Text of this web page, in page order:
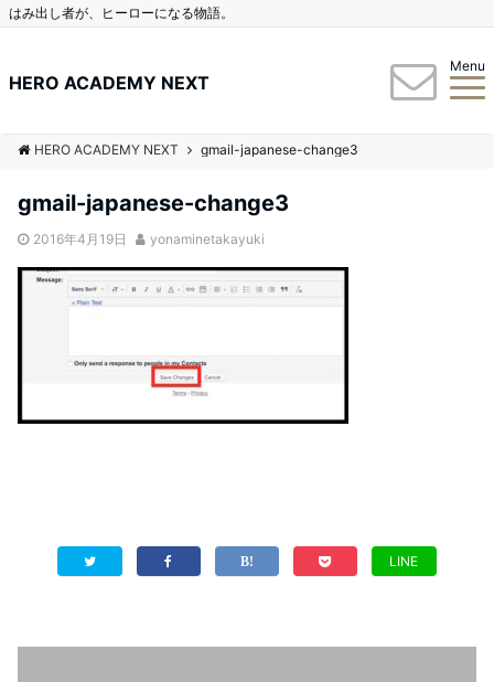
はみ出し者が、ヒーローになる物語。
HERO ACADEMY NEXT
Menu
HERO ACADEMY NEXT gmail-japanese-change3
gmail-japanese-change3
2016年4月19日 yonaminetakayuki
LINE